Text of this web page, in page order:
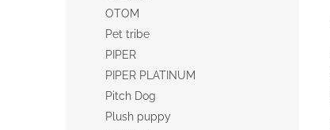
OTOM
Pet tribe
PIPER
PIPER PLATINUM
Pitch Dog
Plush puppy